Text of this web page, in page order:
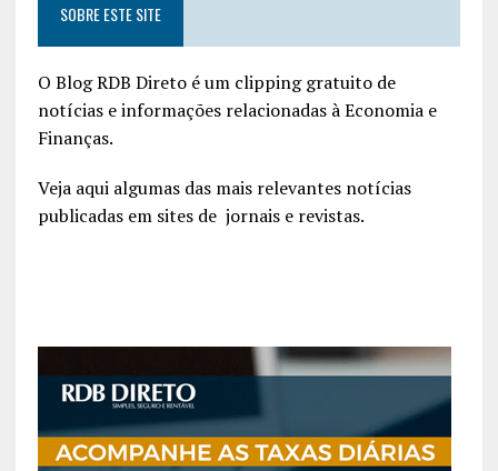
SOBRE ESTE SITE
O Blog RDB Direto é um clipping gratuito de
notícias e informações relacionadas à Economia e
Finanças.
Veja aqui algumas das mais relevantes notícias
publicadas em sites de jornais e revistas.